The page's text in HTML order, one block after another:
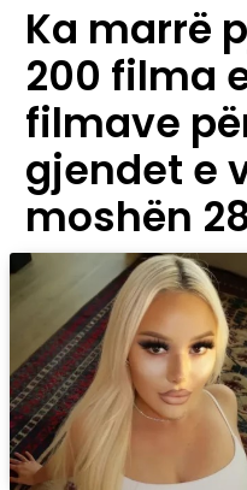
Ka marrë
200 filma
filmave
gjendet e
moshën